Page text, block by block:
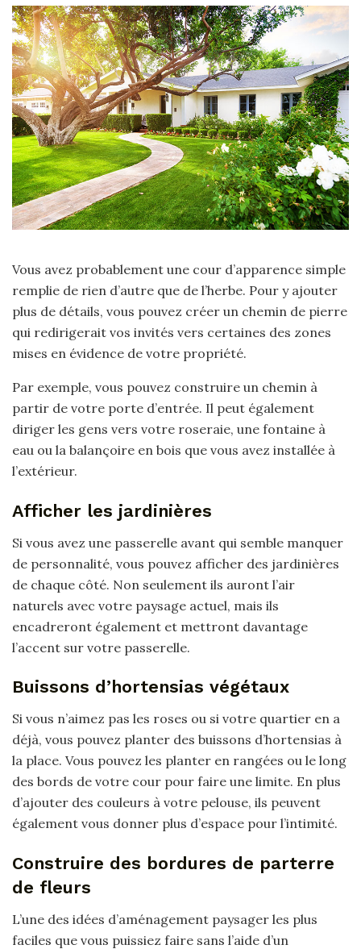
Vous avez probablement une cour d’apparence simple
remplie de rien d’autre que de l’herbe. Pour y ajouter
plus de détails, vous pouvez créer un chemin de pierre
qui redirigerait vos invités vers certaines des zones
mises en évidence de votre propriété.
Par exemple, vous pouvez construire un chemin à
partir de votre porte d’entrée. Il peut également
diriger les gens vers votre roseraie, une fontaine à
eau ou la balançoire en bois que vous avez installée à
l’extérieur.
Afficher les jardinières
Si vous avez une passerelle avant qui semble manquer
de personnalité, vous pouvez afficher des jardinières
de chaque côté. Non seulement ils auront l’air
naturels avec votre paysage actuel, mais ils
encadreront également et mettront davantage
l’accent sur votre passerelle.
Buissons d’hortensias végétaux
Si vous n’aimez pas les roses ou si votre quartier en a
déjà, vous pouvez planter des buissons d’hortensias à
la place. Vous pouvez les planter en rangées ou le long
des bords de votre cour pour faire une limite. En plus
d’ajouter des couleurs à votre pelouse, ils peuvent
également vous donner plus d’espace pour l’intimité.
Construire des bordures de parterre
de fleurs
L’une des idées d’aménagement paysager les plus
faciles que vous puissiez faire sans l’aide d’un